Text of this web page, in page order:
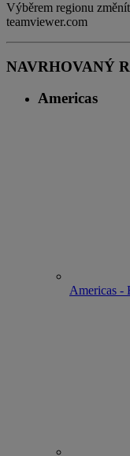
Výběrem regionu
teamviewer.com
NAVRHOVANÝ
Americas
Americas -